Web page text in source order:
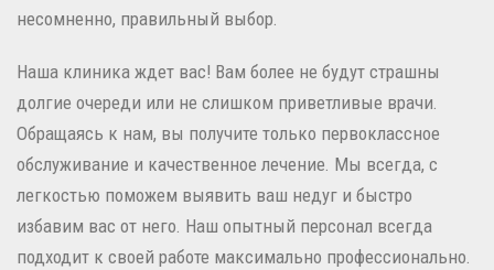
несомненно, правильный выбор.
Наша клиника ждет вас! Вам более не будут страшны
долгие очереди или не слишком приветливые врачи.
Обращаясь к нам, вы получите только первоклассное
обслуживание и качественное лечение. Мы всегда, с
легкостью поможем выявить ваш недуг и быстро
избавим вас от него. Наш опытный персонал всегда
подходит к своей работе максимально профессионально.